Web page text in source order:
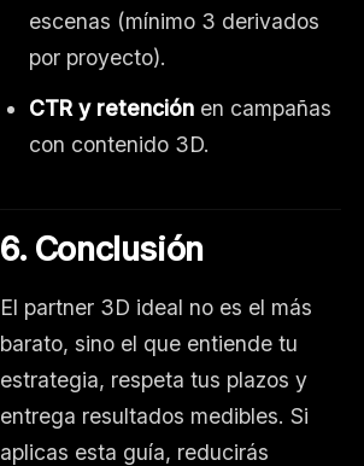
escenas (mínimo 3 derivados
por proyecto).
CTR y retención en campañas
con contenido 3D.
6. Conclusión
El partner 3D ideal no es el más
barato, sino el que entiende tu
estrategia, respeta tus plazos y
entrega resultados medibles. Si
aplicas esta guía, reducirás